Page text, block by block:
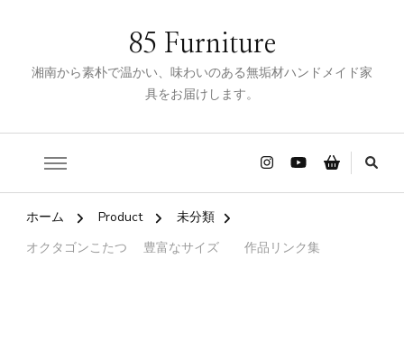
85 Furniture
湘南から素朴で温かい、味わいのある無垢材ハンドメイド家
具をお届けします。
ホーム Product
未分類
オクタゴンこたつ 豊富なサイズ 作品リンク集